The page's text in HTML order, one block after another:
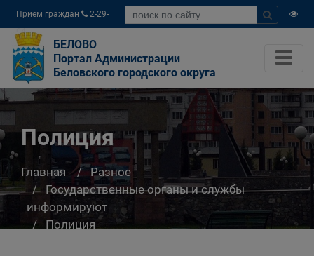
Прием граждан
2-29-
04
БЕЛОВО
Портал Администрации
Беловского городского округа
Полиция
Главная
Разное
Государственные органы и службы
информируют
Полиция